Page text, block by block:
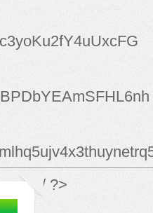
*/ ?>